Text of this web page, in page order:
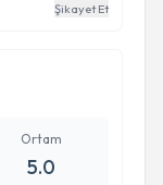
Şikayet Et
Ortam
5.0